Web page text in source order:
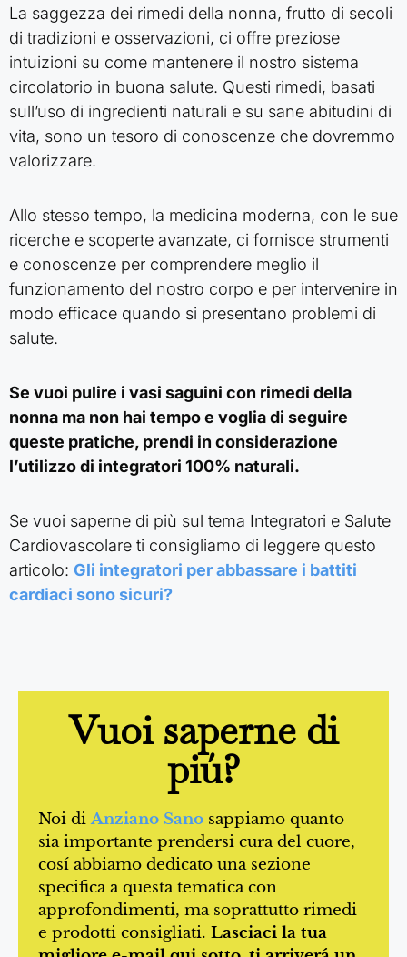
La saggezza dei rimedi della nonna, frutto di secoli
di tradizioni e osservazioni, ci offre preziose
intuizioni su come mantenere il nostro sistema
circolatorio in buona salute. Questi rimedi, basati
sull’uso di ingredienti naturali e su sane abitudini di
vita, sono un tesoro di conoscenze che dovremmo
valorizzare.
Allo stesso tempo, la medicina moderna, con le sue
ricerche e scoperte avanzate, ci fornisce strumenti
e conoscenze per comprendere meglio il
funzionamento del nostro corpo e per intervenire in
modo efficace quando si presentano problemi di
salute.
Se vuoi pulire i vasi saguini con rimedi della
nonna ma non hai tempo e voglia di seguire
queste pratiche, prendi in considerazione
l’utilizzo di integratori 100% naturali.
Se vuoi saperne di più sul tema Integratori e Salute
Cardiovascolare ti consigliamo di leggere questo
articolo: Gli integratori per abbassare i battiti
cardiaci sono sicuri?
Vuoi saperne di
piú?
Noi diAnziano Sano sappiamo quanto
sia importante prendersi cura del cuore,
cosí abbiamo dedicato una sezione
specifica a questa tematica con
approfondimenti, ma soprattutto rimedi
e prodotti consigliati. Lasciaci la tua